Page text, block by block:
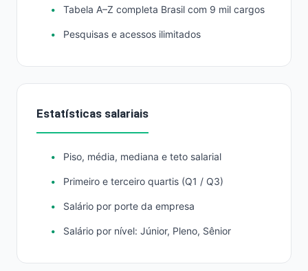
Tabela A–Z completa Brasil com 9 mil cargos
Pesquisas e acessos ilimitados
Estatísticas salariais
Piso, média, mediana e teto salarial
Primeiro e terceiro quartis (Q1 / Q3)
Salário por porte da empresa
Salário por nível: Júnior, Pleno, Sênior